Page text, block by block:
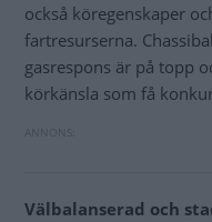
också köregenskaper
fartresurserna.
gasrespons är på topp
körkänsla som få
Välbalanserad och